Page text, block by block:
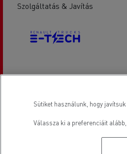
Szolgáltatás & Javítás
Elhelyezkedés
Sütiket használunk, hogy
Válassza ki a preferenciáit